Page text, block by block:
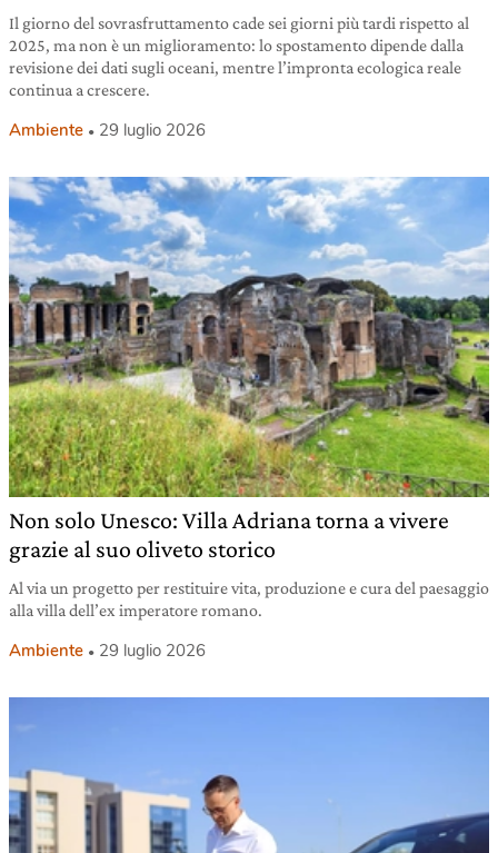
Il giorno del sovrasfruttamento cade sei giorni più tardi rispetto al
2025, ma non è un miglioramento: lo spostamento dipende dalla
revisione dei dati sugli oceani, mentre l’impronta ecologica reale
continua a crescere.
Ambiente 29 luglio 2026
Non solo Unesco: Villa Adriana torna a vivere
grazie al suo oliveto storico
Al via un progetto per restituire vita, produzione e cura del paesaggio
alla villa dell’ex imperatore romano.
Ambiente 29 luglio 2026